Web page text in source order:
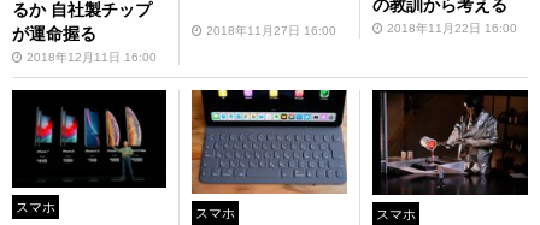
るか 自社製チップ
が運命握る
2018年12月11日 16:00
2018年11月27日 16:00
の教訓から考える
2018年11月22日 16:00
スマホ スマホ スマホ